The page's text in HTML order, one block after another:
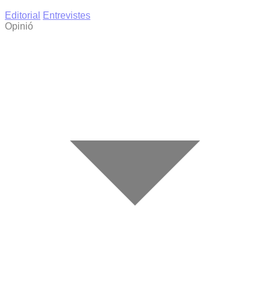
Editorial
Entrevistes
Opinió